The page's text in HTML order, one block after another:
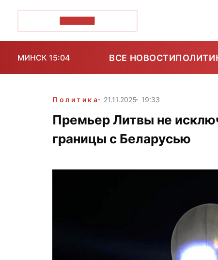
МИНСК 15:04 ВСЕ НОВОСТИ
Политика 21.11.2025 19:33
Премьер Литвы не
границы с Беларусью